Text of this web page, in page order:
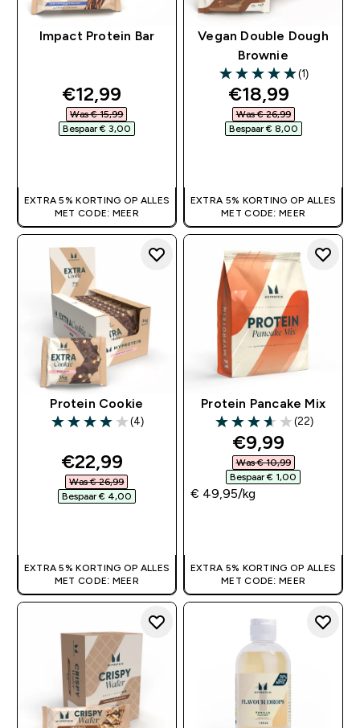
Impact Protein Bar
discounted price
€12,99‎
Was € 15,99‎
Bespaar € 3,00‎
EXTRA 5% KORTING OP ALLES
MET CODE: MEER
Vegan Double Dough
Brownie
5 out of 5 stars
(1)
discounted
€18,99‎
Was € 26,99‎
Bespaar € 8,00‎
EXTRA 5% KORTING OP ALLES
MET CODE: MEER
Protein Cookie
4 out of 5 stars
(4)
discounted price
€22,99‎
Was € 26,99‎
Bespaar € 4,00‎
EXTRA 5% KORTING OP ALLES
MET CODE: MEER
Protein Pancake Mix
3.64 out of 5 stars
(22)
discounted
€9,99‎
Was € 10,99‎
Bespaar € 1,00‎
€ 49,95‎/kg
EXTRA 5% KORTING OP ALLES
MET CODE: MEER